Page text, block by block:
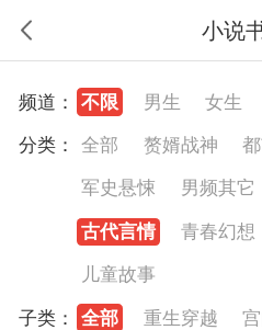
小说
频道： 不限 男生
女生
分类：
全部 赘婿战神
军史悬悚
男频其它
古代言情
青春幻想
儿童故事
子类：
全部 重生穿越